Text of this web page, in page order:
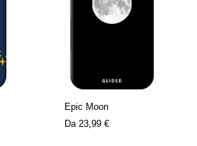
Epic Moon
Da 23,99 €